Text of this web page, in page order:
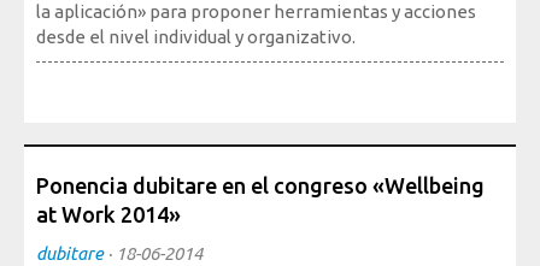
Blog: Organización, Trabajo y Salud
Publicaciones
la aplicación» para proponer herramientas y acciones
desde el nivel individual y organizativo.
Ponencia dubitare en el congreso «Wellbeing
at Work 2014»
dubitare· 18-06-2014